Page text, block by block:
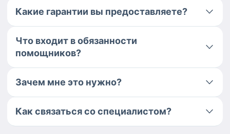
Какие гарантии вы предоставляете?
Что входит в обязанности
помощников?
Зачем мне это нужно?
Как связаться со специалистом?